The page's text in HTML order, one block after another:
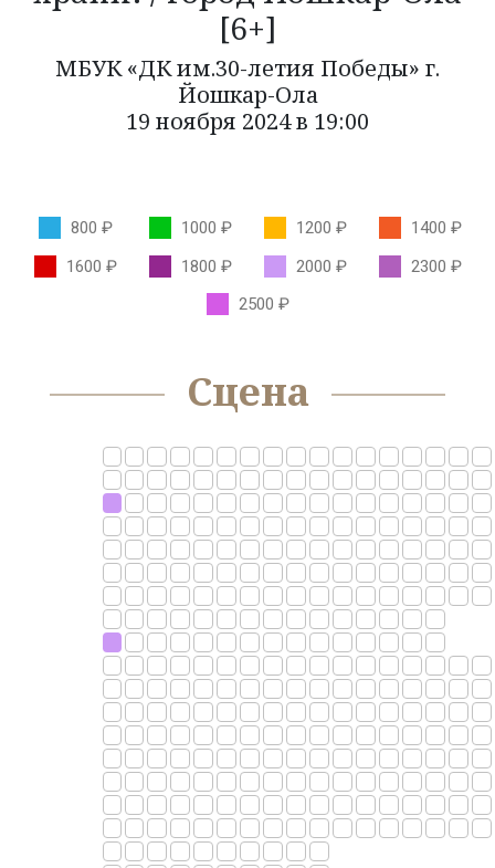
КАЗАЧЬЯ ДУША
ОРКЕСТР КАМЕРНОЙ МУЗЫКИ БЛАГОВЕСТ
НОВОСТИ
УСЛУГИ
ФОЙЕ
ОРГАНИЗАЦИЯ ПИТАНИЯ
АФИША
ДОКУМЕНТЫ
КОНТАКТЫ
[6+]
МБУК «ДК им.30-летия Победы» г.
Йошкар-Ола
19 ноября 2024 в 19:00
800 ₽ 1000 ₽ 1200 ₽
1400 ₽
1600 ₽
1800 ₽ 2000 ₽
2300 ₽
2500 ₽
Сцена